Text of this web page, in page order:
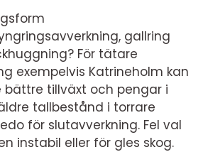
gallring
För tätare
exempelvis Katrineholm kan
tillväxt och pengar i
tallbestånd i torrare
för slutavverkning. Fel val
instabil eller för gles skog.